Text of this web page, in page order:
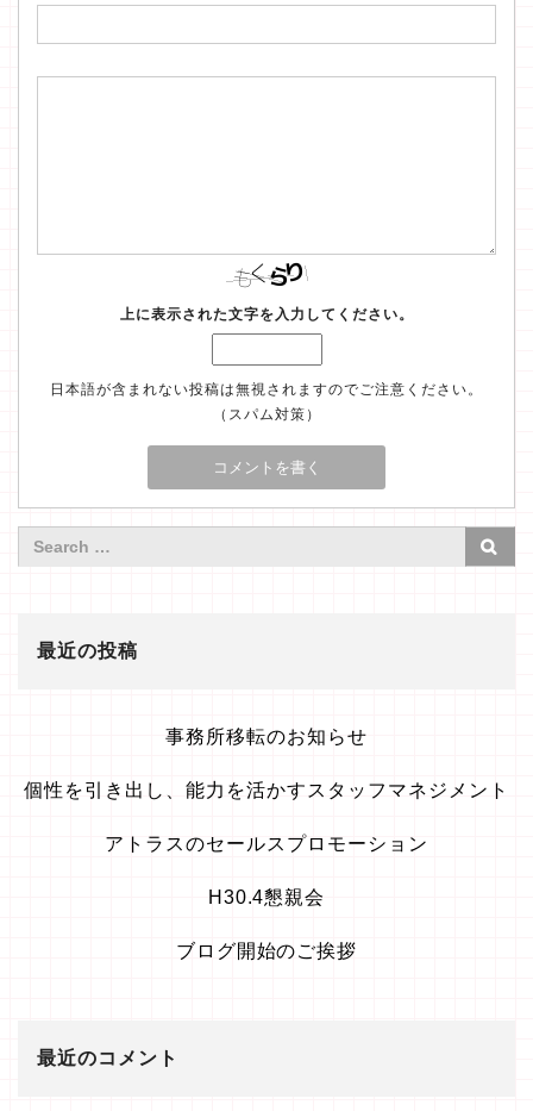
上に表示された文字を入力してください。
日本語が含まれない投稿は無視されますのでご注意ください。
（スパム対策）
最近の投稿
事務所移転のお知らせ
個性を引き出し、能力を活かすスタッフマネジメント
アトラスのセールスプロモーション
H30.4懇親会
ブログ開始のご挨拶
最近のコメント